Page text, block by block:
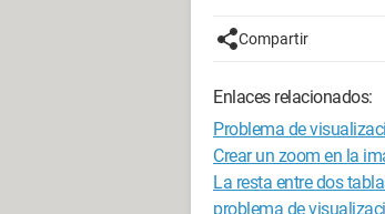
Compartir
Enlaces relacionados:
Problema de
Crear un zoom en la
La resta entre dos
problema de